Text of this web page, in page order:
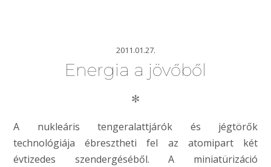
2011.01.27.
Energia a jövőből
✻
A nukleáris tengeralattjárók és jégtörők
technológiája ébresztheti fel az atomipart két
évtizedes szendergéséből. A miniatürizáció